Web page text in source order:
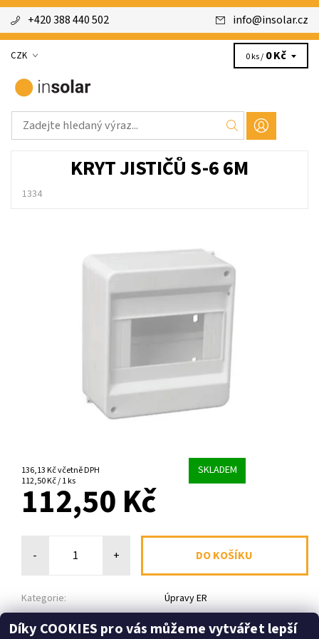
+420 388 440 502 info@insolar.cz
CZK 0 ks / 0 Kč
KRYT JISTIČŮ S-6 6M
1334
136,13 Kč včetně DPH
112,50 Kč / 1 ks
SKLADEM
112,50 Kč
- +
Kategorie: Úpravy ER
Dotaz
Díky COOKIES pro vás můžeme vytvářet lepší